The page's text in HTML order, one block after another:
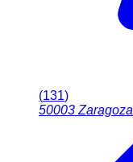
(131)
50003 Zaragoza